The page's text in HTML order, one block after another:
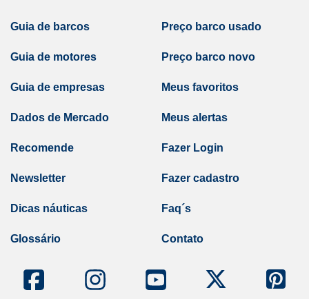
Guia de barcos
Guia de motores
Guia de empresas
Dados de Mercado
Preço barco usado
Preço barco novo
Meus favoritos
Meus alertas
Recomende
Newsletter
Dicas náuticas
Glossário
Fazer Login
Fazer cadastro
Faq´s
Contato